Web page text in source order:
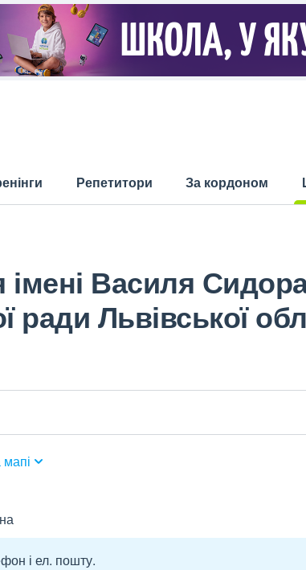
Репетитори За кордоном
імені Василя
ради Львівської
і ел. пошту.